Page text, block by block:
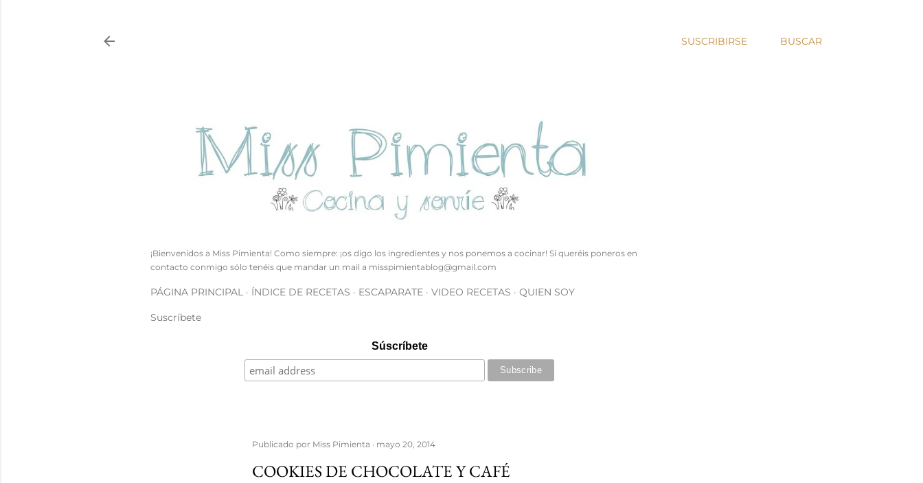
SUSCRIBIRSE BUSCAR
¡Bienvenidos a Miss Pimienta! Como siempre: ¡os digo los ingredientes y nos ponemos a cocinar! Si queréis poneros en
contacto conmigo sólo tenéis que mandar un mail a misspimientablog@gmail.com
PÁGINA PRINCIPAL ÍNDICE DE RECETAS ESCAPARATE VIDEO RECETAS QUIEN SOY
Suscríbete
Súscríbete
Publicado por Miss Pimienta mayo 20, 2014
COOKIES DE CHOCOLATE Y CAFÉ